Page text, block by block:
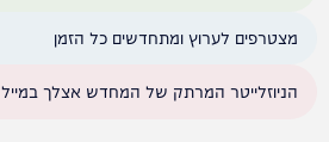
מצטרפים לערוץ ומתחדשים כל הזמן
הניוזלייטר המרתק של המחדש אצלך במייל